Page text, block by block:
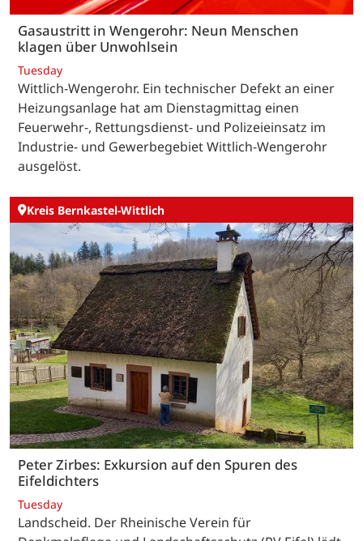
Gasaustritt in Wengerohr: Neun Menschen
klagen über Unwohlsein
Tuesday
Wittlich-Wengerohr. Ein technischer Defekt an einer
Heizungsanlage hat am Dienstagmittag einen
Feuerwehr-, Rettungsdienst- und Polizeieinsatz im
Industrie- und Gewerbegebiet Wittlich-Wengerohr
ausgelöst.
Kreis Bernkastel-Wittlich
Peter Zirbes: Exkursion auf den Spuren des
Eifeldichters
Tuesday
Landscheid. Der Rheinische Verein für